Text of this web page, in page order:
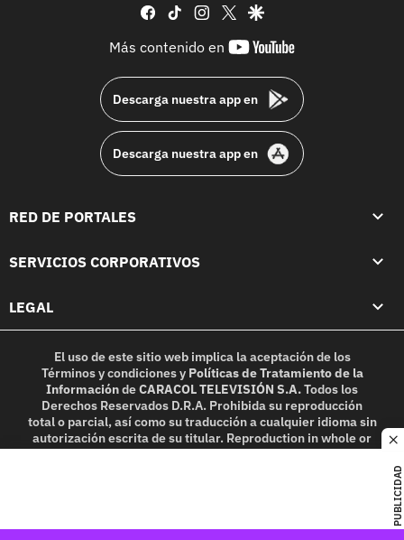
PUBLICIDAD
facebook
tiktok instagram
twittergoogle
Más contenido en
youtube-
Descarga nuestra app en
Descarga nuestra app en
RED DE PORTALES
SERVICIOS CORPORATIVOS
LEGAL
El uso de este sitio web implica la aceptación de los
Términos y condicionesy Políticas de Tratamiento de la
InformacióndeCARACOL TELEVISIÓN S.A.Todos los
Derechos Reservados D.R.A. Prohibida su reproducción
total o parcial, así como su traducción a cualquier idioma sin
autorización escrita de su titular. Reproduction in whole or
in part, or translation without written permission is